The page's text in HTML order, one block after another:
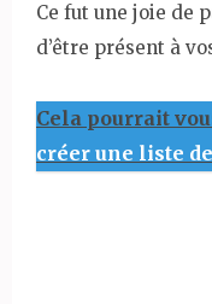
Ce fut une joie de
d’être présent à
Cela pourrait
créer une liste